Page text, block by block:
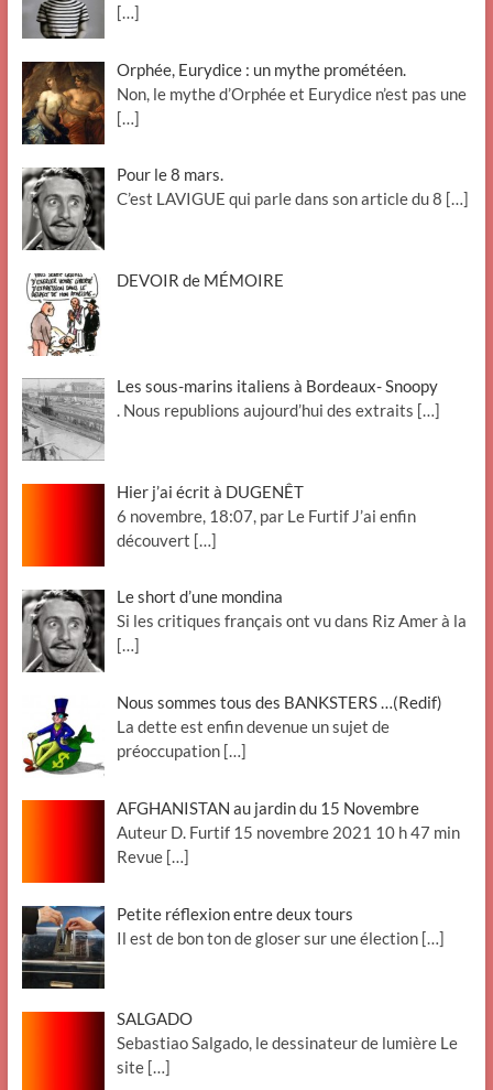
[…]
Orphée, Eurydice : un mythe prométéen.
Non, le mythe d’Orphée et Eurydice n’est pas une
[…]
Pour le 8 mars.
C’est LAVIGUE qui parle dans son article du 8 […]
DEVOIR de MÉMOIRE
Les sous-marins italiens à Bordeaux- Snoopy
. Nous republions aujourd’hui des extraits […]
Hier j’ai écrit à DUGENÊT
6 novembre, 18:07, par Le Furtif J’ai enfin
découvert […]
Le short d’une mondina
Si les critiques français ont vu dans Riz Amer à la
[…]
Nous sommes tous des BANKSTERS …(Redif)
La dette est enfin devenue un sujet de
préoccupation […]
AFGHANISTAN au jardin du 15 Novembre
Auteur D. Furtif 15 novembre 2021 10 h 47 min
Revue […]
Petite réflexion entre deux tours
Il est de bon ton de gloser sur une élection […]
SALGADO
Sebastiao Salgado, le dessinateur de lumière Le
site […]